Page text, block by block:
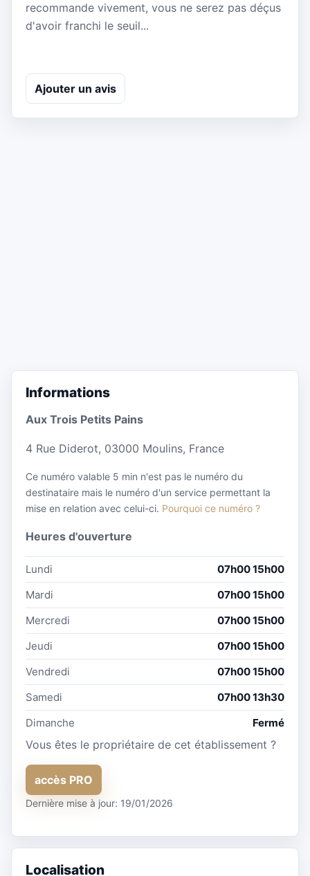
recommande vivement, vous ne serez pas déçus
d'avoir franchi le seuil...
Ajouter un avis
Informations
Aux Trois Petits Pains
4 Rue Diderot, 03000 Moulins, France
Ce numéro valable 5 min n'est pas le numéro du
destinataire mais le numéro d'un service permettant la
mise en relation avec celui-ci. Pourquoi ce numéro ?
Heures d'ouverture
Lundi
07h00 15h00
Mardi
07h00 15h00
Mercredi
07h00 15h00
Jeudi
07h00 15h00
Vendredi
07h00 15h00
Samedi
07h00 13h30
Dimanche
Fermé
Vous êtes le propriétaire de cet établissement ?
accès PRO
Dernière mise à jour: 19/01/2026
Localisation